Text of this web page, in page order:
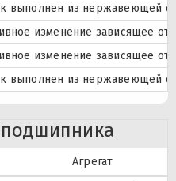
выполнен из нержавеющей
изменение зависящее от
изменение зависящее от
выполнен из нержавеющей
Агрегат